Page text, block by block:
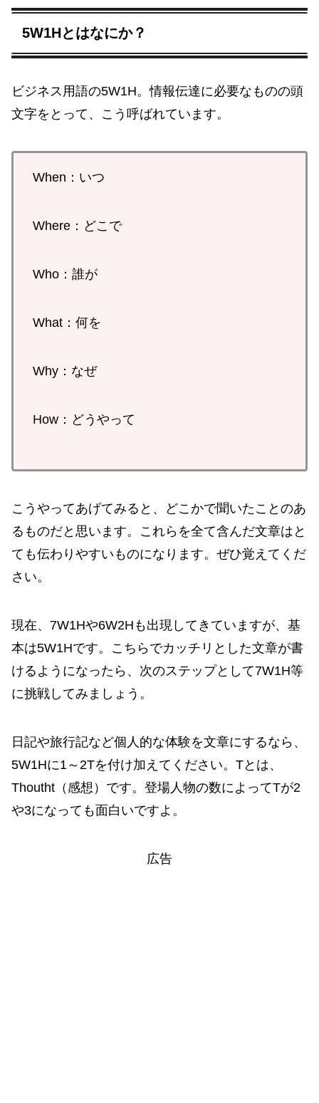
5W1Hとはなにか？
ビジネス用語の5W1H。情報伝達に必要なものの頭
文字をとって、こう呼ばれています。
When：いつ
Where：どこで
Who：誰が
What：何を
Why：なぜ
How：どうやって
こうやってあげてみると、どこかで聞いたことのあ
るものだと思います。これらを全て含んだ文章はと
ても伝わりやすいものになります。ぜひ覚えてくだ
さい。
現在、7W1Hや6W2Hも出現してきていますが、基
本は5W1Hです。こちらでカッチリとした文章が書
けるようになったら、次のステップとして7W1H等
に挑戦してみましょう。
日記や旅行記など個人的な体験を文章にするなら、
5W1Hに1～2Tを付け加えてください。Tとは、
Thoutht（感想）です。登場人物の数によってTが2
や3になっても面白いですよ。
広告